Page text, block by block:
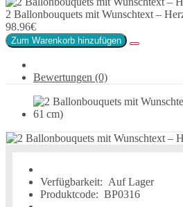
2 Ballonbouquets mit Wunschtext –
98.96€
Zum Warenkorb hinzufügen
Bewertungen (0)
Verfügbarkeit: Auf Lager
Produktcode: BP0316